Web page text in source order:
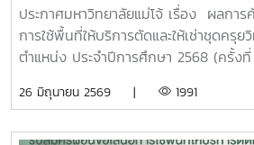
ประจำปีการศึกษา 2569 (ครั้งที่ 50)
ศึกษา 2570 (ครั้งที่ 51)
ประกาศมหาวิทยาลัยแม่โจ้ เรื่อง ผลกา
การใช้พื้นที่ให้บริการตัดและให้เช่าชุดครุย
ตำแหน่ง ประจำปีการศึกษา 2568 (ครั้ง
26 มิถุนายน 2569 | 1991